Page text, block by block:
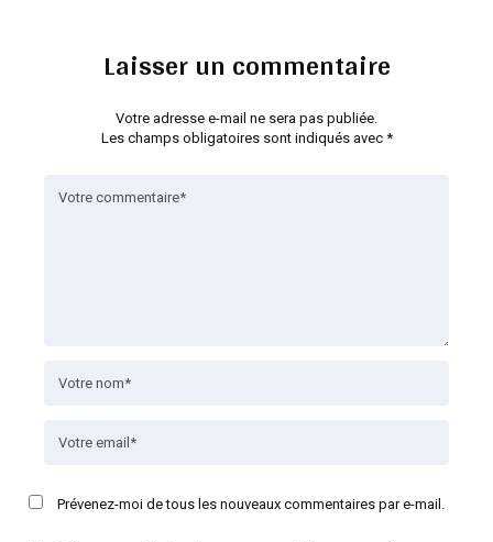
Laisser un commentaire
Votre adresse e-mail ne sera pas publiée.
Les champs obligatoires sont indiqués avec *
Prévenez-moi de tous les nouveaux commentaires par e-mail.